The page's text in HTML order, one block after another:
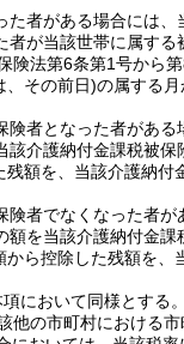
者がある場合には
者が当該世帯に属す
険法第6条第1号から
、その前日)の属する
者となった者があ
該介護納付金課税被
残額を、当該介護納付
者でなくなった者
額を当該介護納付金課
から控除した残額を、
において同様とする
他の市町村における